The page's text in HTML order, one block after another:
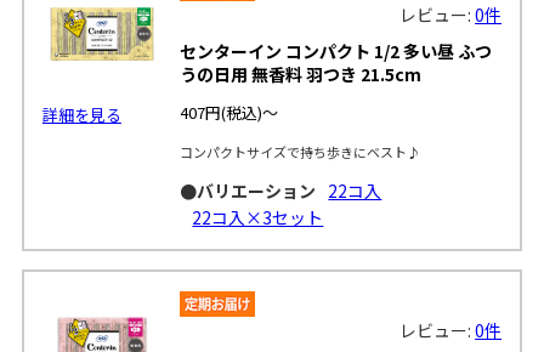
詳細を見る
レビュー:0件
センターイン コンパクト 1/2 多い昼 ふつ
うの日用 無香料 羽つき 21.5cm
407円(税込)～
コンパクトサイズで持ち歩きにベスト♪
●バリエーション 22コ入
22コ入×3セット
レビュー:0件